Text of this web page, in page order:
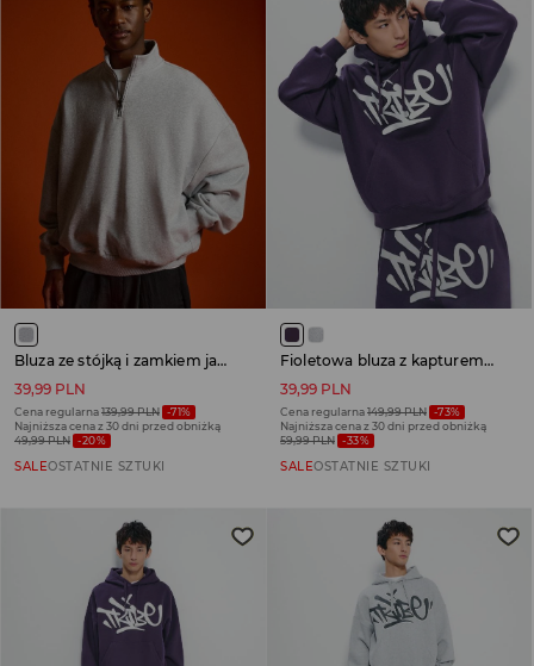
Bluza ze stójką i zamkiem jasnoszara
39,99 PLN
Cena regularna139,99 PLN -71%
Najniższa cena z 30 dni przed obniżką
49,99 PLN -20%
SALEOSTATNIE SZTUKI
Fioletowa bluza z kapturem oversize cropped z nadrukiem graffiti
39,99 PLN
Cena regularna149,99 PLN -73%
Najniższa cena z 30 dni przed obniżką
59,99 PLN -33%
SALEOSTATNIE SZTUKI